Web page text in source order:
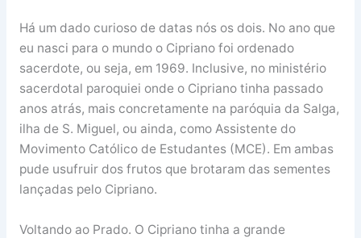
Há um dado curioso de datas nós os dois. No ano que
eu nasci para o mundo o Cipriano foi ordenado
sacerdote, ou seja, em 1969. Inclusive, no ministério
sacerdotal paroquiei onde o Cipriano tinha passado
anos atrás, mais concretamente na paróquia da Salga,
ilha de S. Miguel, ou ainda, como Assistente do
Movimento Católico de Estudantes (MCE). Em ambas
pude usufruir dos frutos que brotaram das sementes
lançadas pelo Cipriano.
Voltando ao Prado. O Cipriano tinha a grande